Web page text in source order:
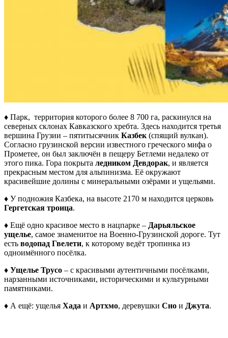
♦ Парк, территория которого более 8 700 га, раскинулся на
северных склонах Кавказского хребта. Здесь находится третья
вершина Грузии – пятитысячник Казбек (спящий вулкан).
Согласно грузинской версии известного греческого мифа о
Прометее, он был заключён в пещеру Бетлеми недалеко от
этого пика. Гора покрыта ледником Девдорак, и является
прекрасным местом для альпинизма. Её окружают
красивейшие долины с минеральными озёрами и ущельями.
♦ У подножия Казбека, на высоте 2170 м находится церковь
Гергетская троица.
♦ Ещё одно красивое место в нацпарке – Дарьяльское
ущелье, самое знаменитое на Военно-Грузинской дороге. Тут
есть водопад Гвелети, к которому ведёт тропинка из
одноимённого посёлка.
♦ Ущелье Трусо – с красивыми аутентичными посёлками,
нарзанными источниками, историческими и культурными
памятниками.
♦ А ещё: ущелья Хада и Артхмо, деревушки Сно и Джута.